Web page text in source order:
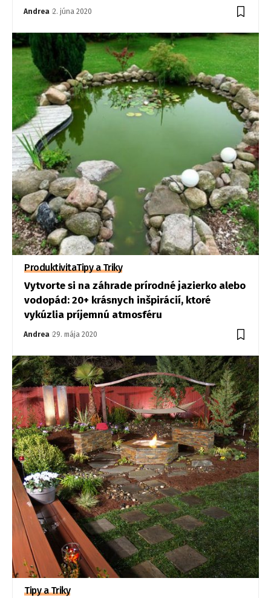
Andrea 2. júna 2020
ProduktivitaTipy a Triky
Vytvorte si na záhrade prírodné jazierko alebo
vodopád: 20+ krásnych inšpirácií, ktoré
vykúzlia príjemnú atmosféru
Andrea 29. mája 2020
Tipy a Triky